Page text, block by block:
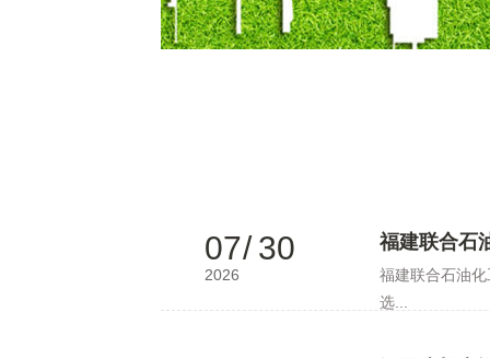
07/ 30
2026
福建联合石
福建联合石油
选...